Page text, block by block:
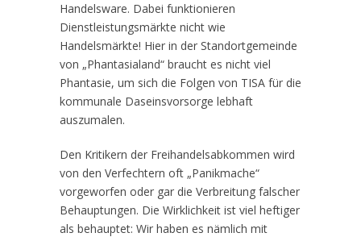
Handelsware. Dabei funktionieren
Dienstleistungsmärkte nicht wie
Handelsmärkte! Hier in der Standortgemeinde
von „Phantasialand“ braucht es nicht viel
Phantasie, um sich die Folgen von TISA für die
kommunale Daseinsvorsorge lebhaft
auszumalen.
Den Kritikern der Freihandelsabkommen wird
von den Verfechtern oft „Panikmache“
vorgeworfen oder gar die Verbreitung falscher
Behauptungen. Die Wirklichkeit ist viel heftiger
als behauptet: Wir haben es nämlich mit